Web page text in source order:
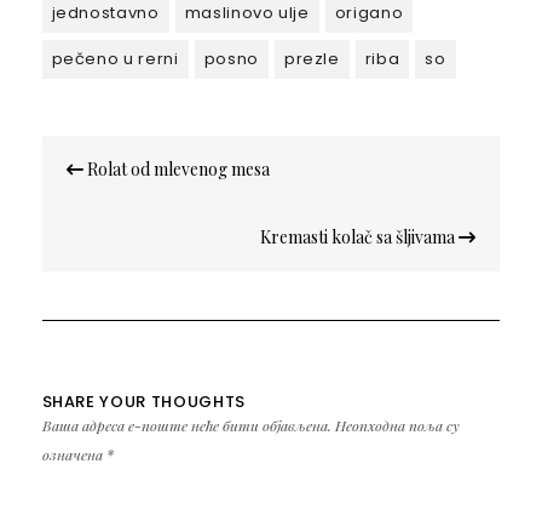
jednostavno
maslinovo ulje
origano
pečeno u rerni
posno prezle riba so
чланка
Rolat od mlevenog mesa
Kremasti kolač sa šljivama
SHARE YOUR THOUGHTS
Ваша адреса е-поште неће бити објављена. Неопходна поља су
означена *